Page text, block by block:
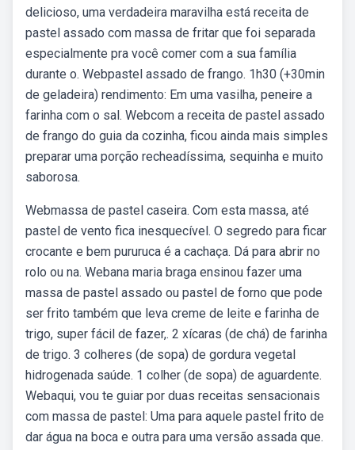
delicioso, uma verdadeira maravilha está receita de
pastel assado com massa de fritar que foi separada
especialmente pra você comer com a sua família
durante o. Webpastel assado de frango. 1h30 (+30min
de geladeira) rendimento: Em uma vasilha, peneire a
farinha com o sal. Webcom a receita de pastel assado
de frango do guia da cozinha, ficou ainda mais simples
preparar uma porção recheadíssima, sequinha e muito
saborosa.
Webmassa de pastel caseira. Com esta massa, até
pastel de vento fica inesquecível. O segredo para ficar
crocante e bem pururuca é a cachaça. Dá para abrir no
rolo ou na. Webana maria braga ensinou fazer uma
massa de pastel assado ou pastel de forno que pode
ser frito também que leva creme de leite e farinha de
trigo, super fácil de fazer,. 2 xícaras (de chá) de farinha
de trigo. 3 colheres (de sopa) de gordura vegetal
hidrogenada saúde. 1 colher (de sopa) de aguardente.
Webaqui, vou te guiar por duas receitas sensacionais
com massa de pastel: Uma para aquele pastel frito de
dar água na boca e outra para uma versão assada que.